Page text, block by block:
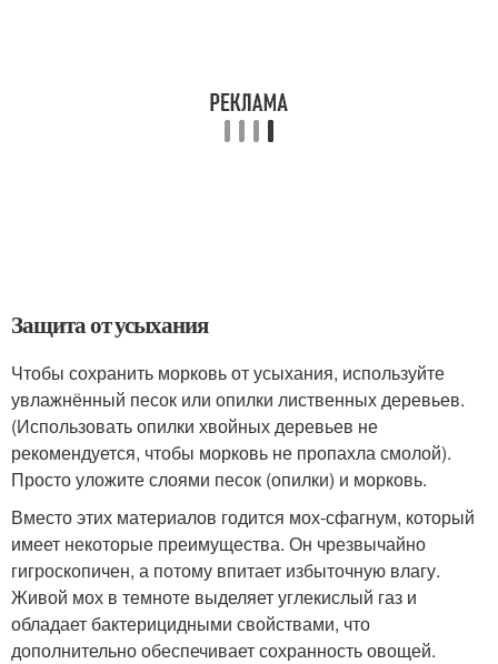
Защита от усыхания
Чтобы сохранить морковь от усыхания, используйте
увлажнённый песок или опилки лиственных деревьев.
(Использовать опилки хвойных деревьев не
рекомендуется, чтобы морковь не пропахла смолой).
Просто уложите слоями песок (опилки) и морковь.
Вместо этих материалов годится мох-сфагнум, который
имеет некоторые преимущества. Он чрезвычайно
гигроскопичен, а потому впитает избыточную влагу.
Живой мох в темноте выделяет углекислый газ и
обладает бактерицидными свойствами, что
дополнительно обеспечивает сохранность овощей.